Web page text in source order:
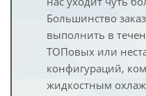
Большинство
выполнить в
ТОПовых или
конфигураций,
жидкостным